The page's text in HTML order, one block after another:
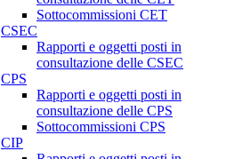
Sottocommissioni CET
CSEC
Rapporti e oggetti posti in
consultazione delle CSEC
CPS
Rapporti e oggetti posti in
consultazione delle CPS
Sottocommissioni CPS
CIP